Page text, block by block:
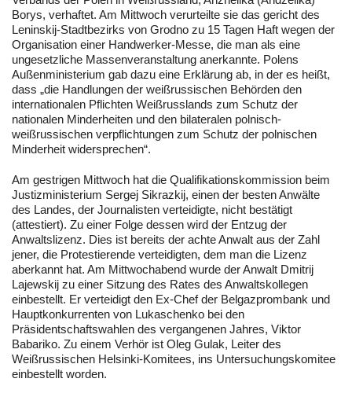
Borys, verhaftet. Am Mittwoch verurteilte sie das gericht des
Leninskij-Stadtbezirks von Grodno zu 15 Tagen Haft wegen der
Organisation einer Handwerker-Messe, die man als eine
ungesetzliche Massenveranstaltung anerkannte. Polens
Außenministerium gab dazu eine Erklärung ab, in der es heißt,
dass „die Handlungen der weißrussischen Behörden den
internationalen Pflichten Weißrusslands zum Schutz der
nationalen Minderheiten und den bilateralen polnisch-
weißrussischen verpflichtungen zum Schutz der polnischen
Minderheit widersprechen“.
Am gestrigen Mittwoch hat die Qualifikationskommission beim
Justizministerium Sergej Sikrazkij, einen der besten Anwälte
des Landes, der Journalisten verteidigte, nicht bestätigt
(attestiert). Zu einer Folge dessen wird der Entzug der
Anwaltslizenz. Dies ist bereits der achte Anwalt aus der Zahl
jener, die Protestierende verteidigten, dem man die Lizenz
aberkannt hat. Am Mittwochabend wurde der Anwalt Dmitrij
Lajewskij zu einer Sitzung des Rates des Anwaltskollegen
einbestellt. Er verteidigt den Ex-Chef der Belgazprombank und
Hauptkonkurrenten von Lukaschenko bei den
Präsidentschaftswahlen des vergangenen Jahres, Viktor
Babariko. Zu einem Verhör ist Oleg Gulak, Leiter des
Weißrussischen Helsinki-Komitees, ins Untersuchungskomitee
einbestellt worden.